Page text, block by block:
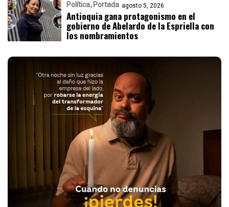
Política Portada agosto 5, 2026
Antioquia gana protagonismo en el
gobierno de Abelardo de la Espriella con
los nombramientos